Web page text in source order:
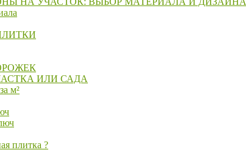
ИЛИ САДА
м²
плитка ?